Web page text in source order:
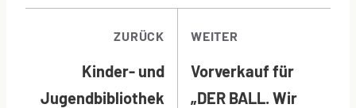
ZURÜCK
Kinder- und
Jugendbibliothek
WEITER
Vorverkauf für
„DER BALL. Wir